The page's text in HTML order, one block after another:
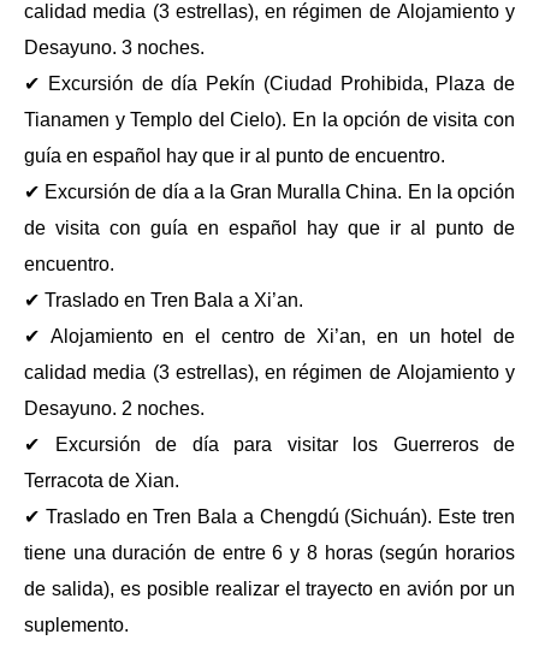
calidad media (3 estrellas), en régimen de Alojamiento y
Desayuno. 3 noches.
✔ Excursión de día Pekín (Ciudad Prohibida, Plaza de
Tianamen y Templo del Cielo). En la opción de visita con
guía en español hay que ir al punto de encuentro.
✔ Excursión de día a la Gran Muralla China. En la opción
de visita con guía en español hay que ir al punto de
encuentro.
✔ Traslado en Tren Bala a Xi’an.
✔ Alojamiento en el centro de Xi’an, en un hotel de
calidad media (3 estrellas), en régimen de Alojamiento y
Desayuno. 2 noches.
✔ Excursión de día para visitar los Guerreros de
Terracota de Xian.
✔ Traslado en Tren Bala a Chengdú (Sichuán). Este tren
tiene una duración de entre 6 y 8 horas (según horarios
de salida), es posible realizar el trayecto en avión por un
suplemento.